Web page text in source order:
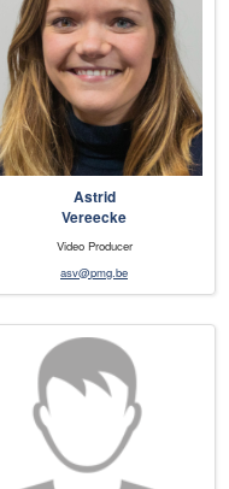
Astrid
Vereecke
Video Producer
asv@pmg.be